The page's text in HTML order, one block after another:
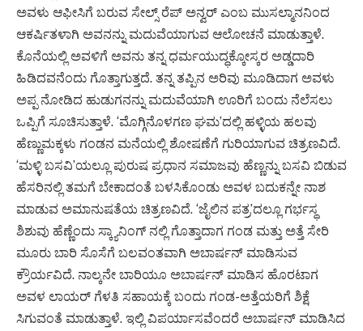
ಅವಳು ಆಫೀಸಿಗೆ ಬರುವ ಸೇಲ್ಸ್ ರೆಪ್ ಅನ್ವರ್ ಎಂಬ ಮುಸಲ್ಮಾನನಿಂದ
ಆಕರ್ಷಿತಳಾಗಿ ಅವನನ್ನು ಮದುವೆಯಾಗುವ ಆಲೋಚನೆ ಮಾಡುತ್ತಾಳೆ.
ಕೊನೆಯಲ್ಲಿ ಅವಳಿಗೆ ಅವನು ತನ್ನ ಧರ್ಮಯುದ್ಧಕ್ಕೋಸ್ಕರ ಅಡ್ಡದಾರಿ
ಹಿಡಿದವನೆಂದು ಗೊತ್ತಾಗುತ್ತದೆ. ತನ್ನ ತಪ್ಪಿನ ಅರಿವು ಮೂಡಿದಾಗ ಅವಳು
ಅಪ್ಪ ನೋಡಿದ ಹುಡುಗನನ್ನು ಮದುವೆಯಾಗಿ ಊರಿಗೆ ಬಂದು ನೆಲೆಸಲು
ಒಪ್ಪಿಗೆ ಸೂಚಿಸುತ್ತಾಳೆ. ‘ಮೊಗ್ಗಿನೊಳಗಣ ಘಮ’ದಲ್ಲಿ ಹಳ್ಳಿಯ ಹಲವು
ಹೆಣ್ಣುಮಕ್ಕಳು ಗಂಡನ ಮನೆಯಲ್ಲಿ ಶೋಷಣೆಗೆ ಗುರಿಯಾಗುವ ಚಿತ್ರಣವಿದೆ.
‘ಮಳ್ಳಿ ಬಸವಿ’ಯಲ್ಲೂ ಪುರುಷ ಪ್ರಧಾನ ಸಮಾಜವು ಹೆಣ್ಣನ್ನು ಬಸವಿ ಬಿಡುವ
ಹೆಸರಿನಲ್ಲಿ ತಮಗೆ ಬೇಕಾದಂತೆ ಬಳಸಿಕೊಂಡು ಅವಳ ಬದುಕನ್ನೇ ನಾಶ
ಮಾಡುವ ಅಮಾನುಷತೆಯ ಚಿತ್ರಣವಿದೆ. ‘ಜೈಲಿನ ಪತ್ರ’ದಲ್ಲೂ ಗರ್ಭಸ್ಥ
ಶಿಶುವು ಹೆಣ್ಣೆಂದು ಸ್ಕ್ಯಾನಿಂಗ್ ನಲ್ಲಿ ಗೊತ್ತಾದಾಗ ಗಂಡ ಮತ್ತು ಅತ್ತೆ ಸೇರಿ
ಮೂರು ಬಾರಿ ಸೊಸೆಗೆ ಬಲವಂತವಾಗಿ ಅಬಾರ್ಷನ್ ಮಾಡಿಸುವ
ಕ್ರೌರ್ಯವಿದೆ. ನಾಲ್ಕನೇ ಬಾರಿಯೂ ಅಬಾರ್ಷನ್ ಮಾಡಿಸ ಹೊರಟಾಗ
ಅವಳ ಲಾಯರ್ ಗೆಳತಿ ಸಹಾಯಕ್ಕೆ ಬಂದು ಗಂಡ-ಅತ್ತೆಯರಿಗೆ ಶಿಕ್ಷೆ
ಸಿಗುವಂತೆ ಮಾಡುತ್ತಾಳೆ. ಇಲ್ಲಿ ವಿಪರ್ಯಾಸವೆಂದರೆ ಅಬಾರ್ಷನ್ ಮಾಡಿಸಿದ